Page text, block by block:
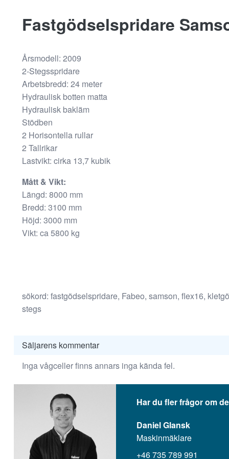
Fastgödselspridare
Årsmodell: 2009
2-Stegsspridare
Arbetsbredd: 24 meter
Hydraulisk botten matta
Hydraulisk bakläm
Stödben
2 Horisontella rullar
2 Tallrikar
Lastvikt: cirka 13,7 kubik
Mått & Vikt:
Längd: 8000 mm
Bredd: 3100 mm
Höjd: 3000 mm
Vikt: ca 5800 kg
sökord: fastgödselspridare, Fabeo, samson, flex16,
stegs
Säljarens kommentar
Inga vågceller finns annars inga kända fel.
Har du fler frågor om
Daniel Glansk
Maskinmäklare
+46 735 789 991
För att vi ska
kunna
förbättra
hemsidans
funktionalitet
och
uppbyggnad,
baserat på
hur
hemsidan
Upplevelse
För att vår
hemsida ska
besök. Om
du nekar de
här kakorna
funktionalitet
att försvinna
från
Marknadsföring
Genom att dela
med dig av dina
intressen och ditt